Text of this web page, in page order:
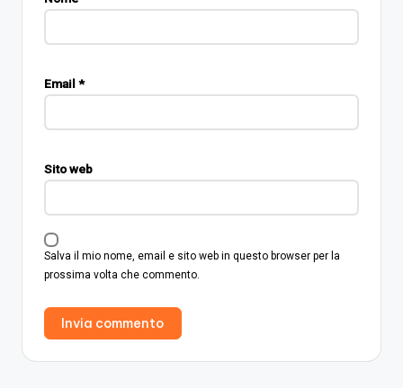
Email *
Sito web
Salva il mio nome, email e sito web in questo browser per la
prossima volta che commento.